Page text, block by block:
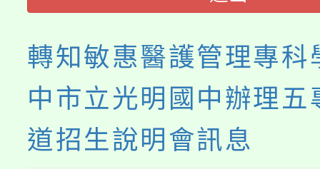
轉知敏惠醫護管理專科
中市立光明國中辦理五
道招生說明會訊息